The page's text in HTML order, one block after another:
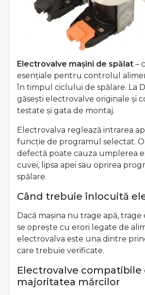
Electrovalve mașini de spălat –
esențiale pentru controlul
în timpul ciclului de spălare. La
găsești electrovalve originale și
testate și gata de montaj.
Electrovalva reglează intrarea
funcție de programul selectat.
defectă poate cauza umplerea
cuvei, lipsa apei sau oprirea
spălare.
Când trebuie înlocuită
Dacă mașina nu trage apă,
se oprește cu erori legate de
electrovalva este una dintre
care trebuie verificate.
Electrovalve compatibile
majoritatea mărcilor